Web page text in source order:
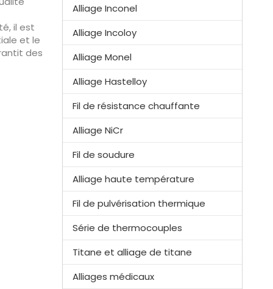
il est
et le
des
Alliage Inconel
Alliage Incoloy
Alliage Monel
Alliage Hastelloy
Fil de résistance chauffante
Alliage NiCr
Fil de soudure
Alliage haute température
Fil de pulvérisation thermique
Série de thermocouples
Titane et alliage de titane
Alliages médicaux